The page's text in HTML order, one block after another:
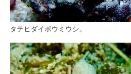
タテヒダイボウミウシ。